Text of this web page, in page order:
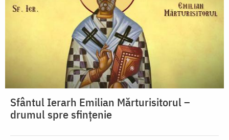
Sfântul Ierarh Emilian Mărturisitorul –
drumul spre sfințenie